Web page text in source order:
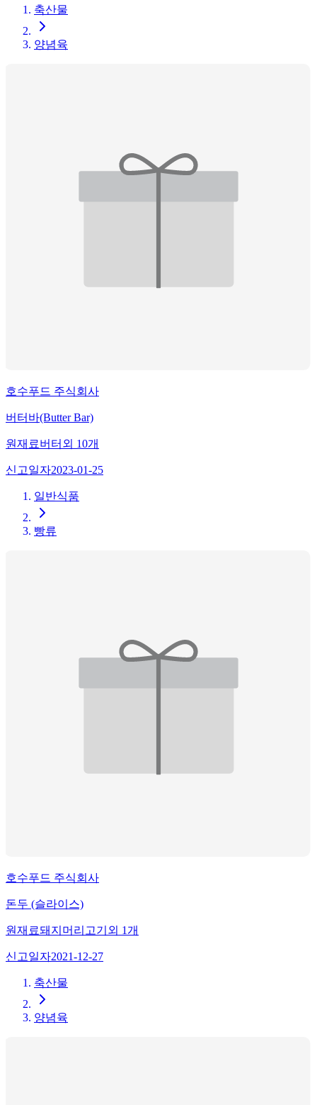
축산물
양념육
호수푸드 주식회사
버터바(Butter Bar)
원재료버터 외 10개
신고일자2023-01-25
일반식품
빵류
호수푸드 주식회사
돈두 (슬라이스)
원재료돼지머리고기 외 1개
신고일자2021-12-27
축산물
양념육